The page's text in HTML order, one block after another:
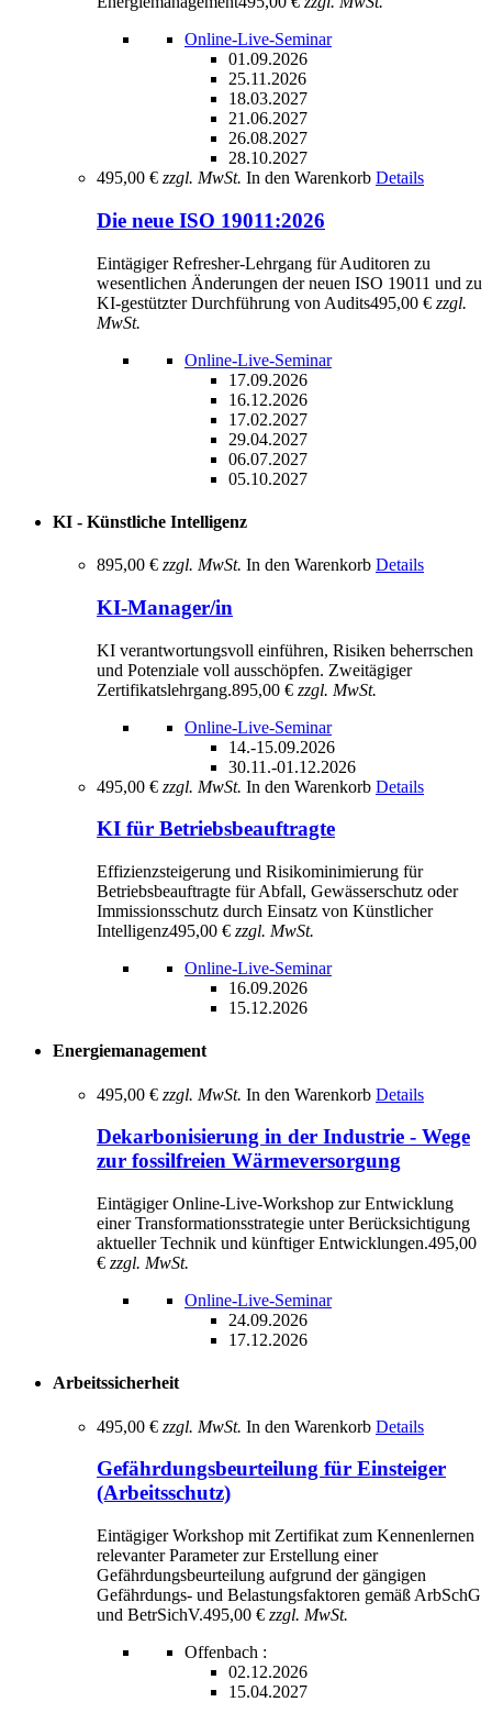
Online-Live-Seminar
01.09.2026
25.11.2026
18.03.2027
21.06.2027
26.08.2027
28.10.2027
495,00 € zzgl. MwSt. In den Warenkorb Details
Die neue ISO 19011:2026
Eintägiger Refresher-Lehrgang für Auditoren zu
wesentlichen Änderungen der neuen ISO 19011 und zu
KI-gestützter Durchführung von Audits495,00 € zzgl.
MwSt.
Online-Live-Seminar
17.09.2026
16.12.2026
17.02.2027
29.04.2027
06.07.2027
05.10.2027
KI - Künstliche Intelligenz
895,00 € zzgl. MwSt. In den Warenkorb Details
KI-Manager/in
KI verantwortungsvoll einführen, Risiken beherrschen
und Potenziale voll ausschöpfen. Zweitägiger
Zertifikatslehrgang.895,00 € zzgl. MwSt.
Online-Live-Seminar
14.-15.09.2026
30.11.-01.12.2026
495,00 € zzgl. MwSt. In den Warenkorb Details
KI für Betriebsbeauftragte
Effizienzsteigerung und Risikominimierung für
Betriebsbeauftragte für Abfall, Gewässerschutz oder
Immissionsschutz durch Einsatz von Künstlicher
Intelligenz495,00 € zzgl. MwSt.
Online-Live-Seminar
16.09.2026
15.12.2026
Energiemanagement
495,00 € zzgl. MwSt. In den Warenkorb Details
Dekarbonisierung in der Industrie - Wege
zur fossilfreien Wärmeversorgung
Eintägiger Online-Live-Workshop zur Entwicklung
einer Transformationsstrategie unter Berücksichtigung
aktueller Technik und künftiger Entwicklungen.495,00
€ zzgl. MwSt.
Online-Live-Seminar
24.09.2026
17.12.2026
Arbeitssicherheit
495,00 € zzgl. MwSt. In den Warenkorb Details
Gefährdungsbeurteilung für Einsteiger
(Arbeitsschutz)
Eintägiger Workshop mit Zertifikat zum Kennenlernen
relevanter Parameter zur Erstellung einer
Gefährdungsbeurteilung aufgrund der gängigen
Gefährdungs- und Belastungsfaktoren gemäß ArbSchG
und BetrSichV.495,00 € zzgl. MwSt.
Offenbach :
02.12.2026
15.04.2027